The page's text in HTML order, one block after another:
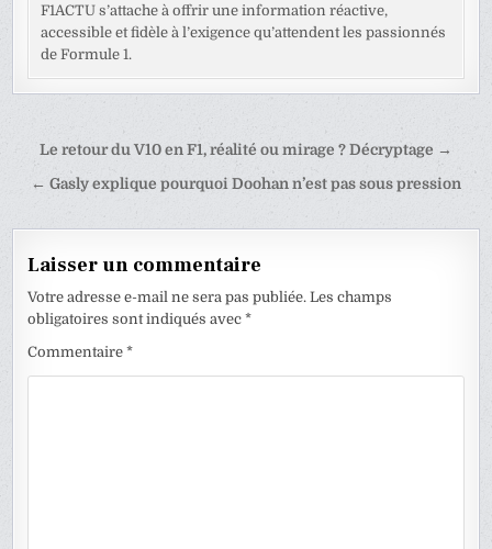
F1ACTU s’attache à offrir une information réactive,
accessible et fidèle à l’exigence qu’attendent les passionnés
de Formule 1.
Navigation
de
Le retour du V10 en F1, réalité ou mirage ? Décryptage →
← Gasly explique pourquoi Doohan n’est pas sous pression
Laisser un commentaire
Votre adresse e-mail ne sera pas publiée. Les champs
obligatoires sont indiqués avec*
Commentaire*